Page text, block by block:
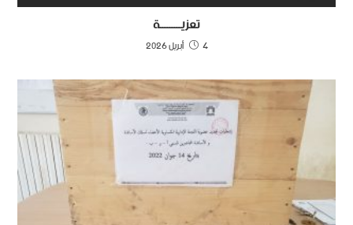
تعزيـــــــــة
4 أبريل 2026